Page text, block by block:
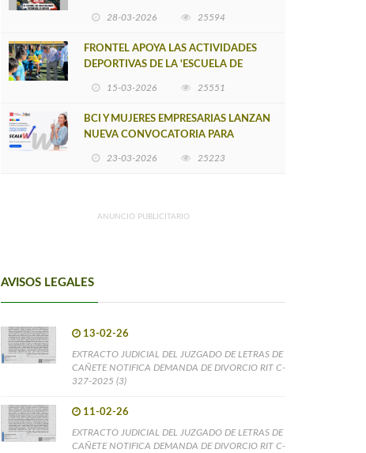
28-03-2026 25594
FRONTEL APOYA LAS ACTIVIDADES
DEPORTIVAS DE LA 'ESCUELA DE
15-03-2026 25551
BCI Y MUJERES EMPRESARIAS LANZAN
NUEVA CONVOCATORIA PARA
23-03-2026 25223
ANUNCIO PUBLICITARIO
AVISOS LEGALES
13-02-26
EXTRACTO JUDICIAL DEL JUZGADO DE LETRAS DE
CAÑETE NOTIFICA DEMANDA DE DIVORCIO RIT C-
327-2025 (3)
11-02-26
EXTRACTO JUDICIAL DEL JUZGADO DE LETRAS DE
CAÑETE NOTIFICA DEMANDA DE DIVORCIO RIT C-